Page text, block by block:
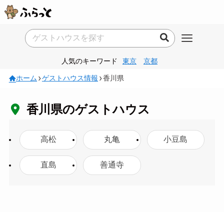
人気のキーワード 東京 京都
ホーム ゲストハウス情報 香川県
香川県のゲストハウス
高松 丸亀 小豆島
直島 善通寺